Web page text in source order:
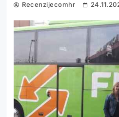
Recenzijecomhr